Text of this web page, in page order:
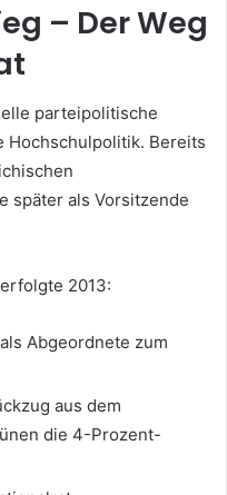
– Der Weg
parteipolitische
Hochschulpolitik. Bereits
später als Vorsitzende
2013:
Abgeordnete zum
aus dem
die 4-Prozent-